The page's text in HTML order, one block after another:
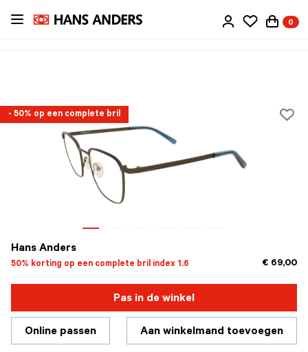
Ga
0
- 50% op een complete bril
Hans Anders
50% korting op een complete bril index 1.6 € 69,00
Pas in de winkel
Online passen Aan winkelmand toevoegen